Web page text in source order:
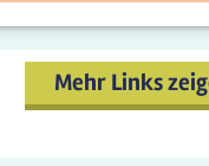
Mehr Links